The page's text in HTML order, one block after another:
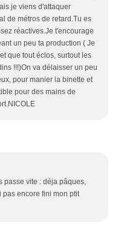
je viens d'attaquer
de métros de retard.Tu es
réactives.Je t'encourage
un peu ta production ( Je
que tout éclos, surtout les
!!!)On va délaisser un peu
pour manier la binette et
pour des mains de
passe vite : déja pâques,
pas encore fini mon ptit